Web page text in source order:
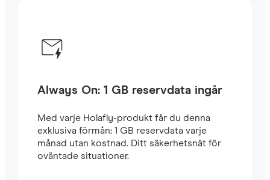
Always On: 1 GB reservdata ingår
Med varje Holafly-produkt får du denna
exklusiva förmån: 1 GB reservdata varje
månad utan kostnad. Ditt säkerhetsnät för
oväntade situationer.